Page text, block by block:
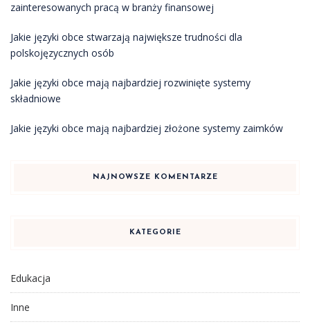
zainteresowanych pracą w branży finansowej
Jakie języki obce stwarzają największe trudności dla
polskojęzycznych osób
Jakie języki obce mają najbardziej rozwinięte systemy
składniowe
Jakie języki obce mają najbardziej złożone systemy zaimków
NAJNOWSZE KOMENTARZE
KATEGORIE
Edukacja
Inne